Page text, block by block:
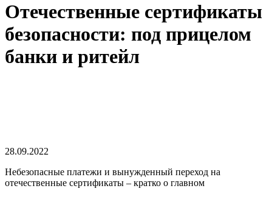
Отечественные сертификаты
безопасности: под прицелом
банки и ритейл
28.09.2022
Небезопасные платежи и вынужденный переход на
отечественные сертификаты – кратко о главном